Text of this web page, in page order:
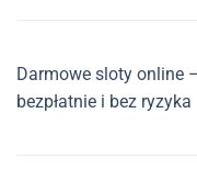
Darmowe sloty online
bezpłatnie i bez ryzyka